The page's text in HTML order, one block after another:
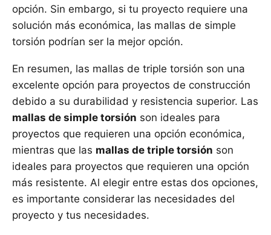
opción. Sin embargo, si tu proyecto requiere una
solución más económica, las mallas de simple
torsión podrían ser la mejor opción.
En resumen, las mallas de triple torsión son una
excelente opción para proyectos de construcción
debido a su durabilidad y resistencia superior. Las
mallas de simple torsión son ideales para
proyectos que requieren una opción económica,
mientras que las mallas de triple torsión son
ideales para proyectos que requieren una opción
más resistente. Al elegir entre estas dos opciones,
es importante considerar las necesidades del
proyecto y tus necesidades.